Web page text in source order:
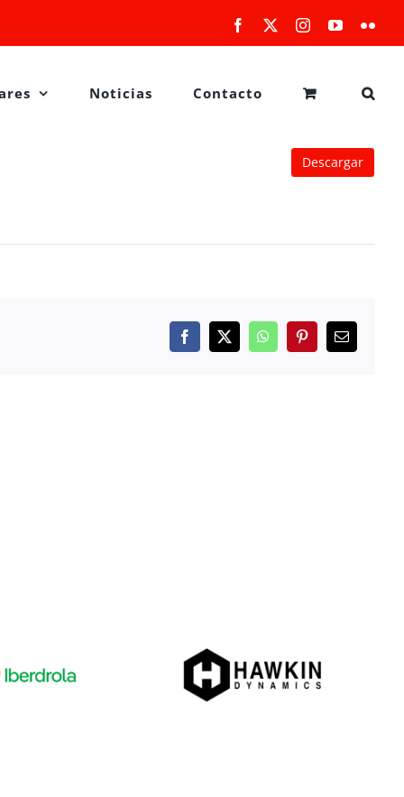
Facebook InstagramYouTube
Noticias Contacto
Descargar
Facebook
X WhatsAppPinterestCorreo
electrónico